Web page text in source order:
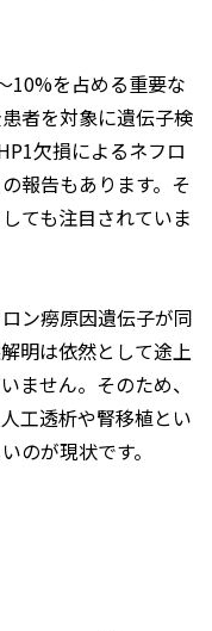
10%を占める重要な
者を対象に遺伝子検
欠損によるネフロ
報告もあります。そ
ても注目されていま
ン癆原因遺伝子が同
明は依然として途上
ません。そのため、
工透析や腎移植とい
のが現状です。